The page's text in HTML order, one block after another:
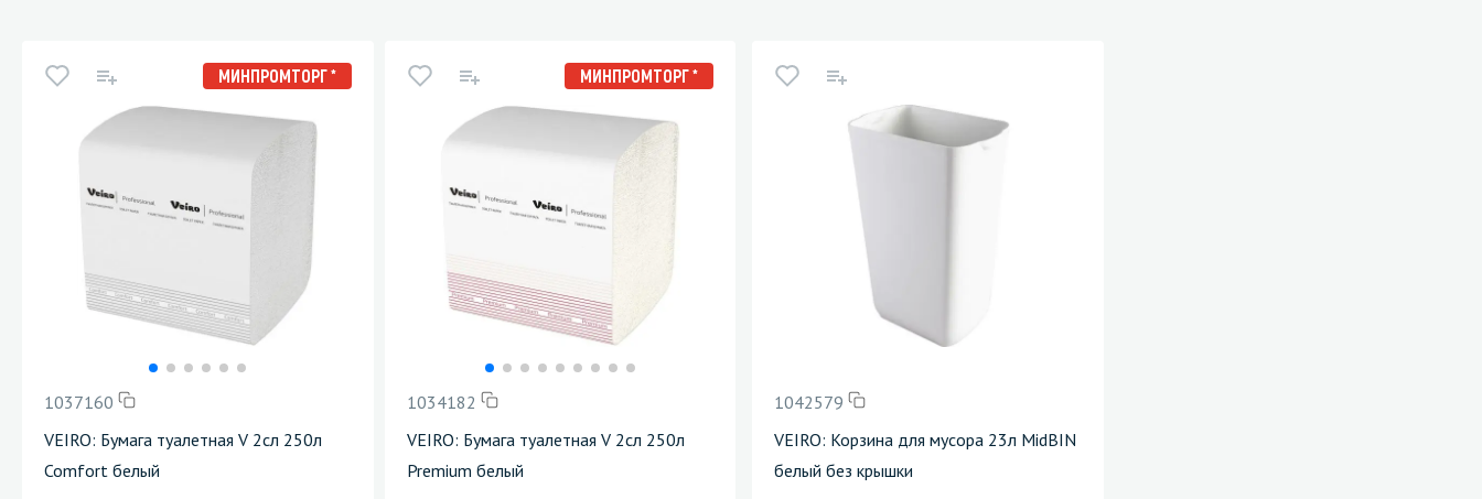
МИНПРОМТОРГ *
1037160
VEIRO: Бумага туалетная V 2сл 250л
Comfort белый
МИНПРОМТОРГ *
1034182
VEIRO: Бумага туалетная V 2сл 250л
Premium белый
1042579
VEIRO: Корзина для мусора 23л MidBIN
белый без крышки